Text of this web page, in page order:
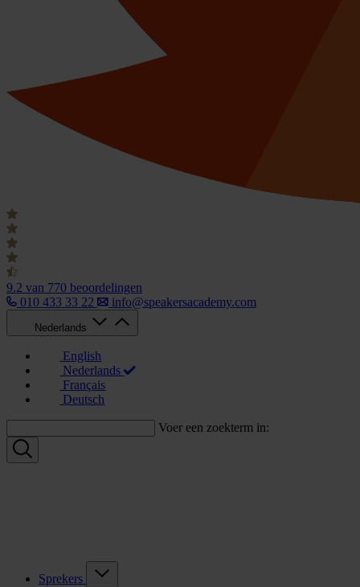
9.2 van 770 beoordelingen
010 433 33 22
info@speakersacademy.com
Nederlands
English
Nederlands
Français
Deutsch
Voer een zoekterm in:
Sprekers